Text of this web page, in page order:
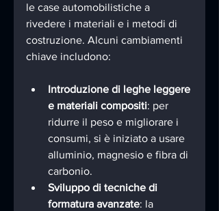
le case automobilistiche a
rivedere i materiali e i metodi di
costruzione. Alcuni cambiamenti
chiave includono:
Introduzione di leghe leggere
e materiali compositi: per
ridurre il peso e migliorare i
consumi, si è iniziato a usare
alluminio, magnesio e fibra di
carbonio.
Sviluppo di tecniche di
formatura avanzate: la